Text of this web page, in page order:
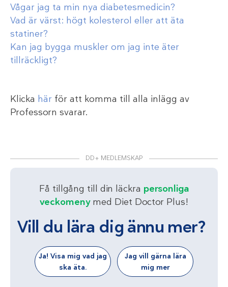
Vågar jag ta min nya diabetesmedicin?
Vad är värst: högt kolesterol eller att äta
statiner?
Kan jag bygga muskler om jag inte äter
tillräckligt?
Klicka här för att komma till alla inlägg av
Professorn svarar.
DD+ MEDLEMSKAP
Få tillgång till din läckra personliga
veckomenymed Diet Doctor Plus!
Vill du lära dig ännu mer?
Ja! Visa mig vad jag
ska äta.
Jag vill gärna lära
mig mer